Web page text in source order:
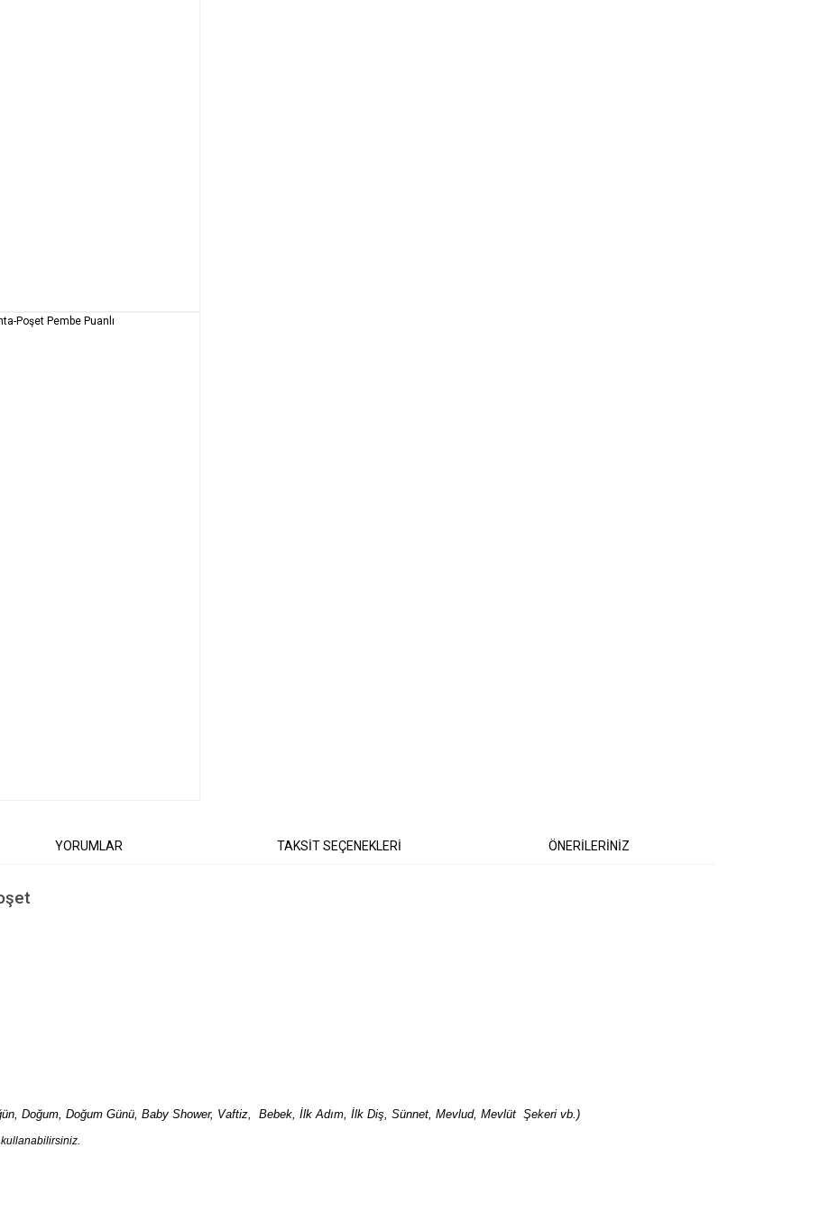
YORUMLAR TAKSİT SEÇENEKLERİ ÖNERİLERİNİZ
Doğum, Doğum Günü, Baby Shower, Vaftiz, Bebek, İlk Adım, İlk Diş, Sünnet, Mevlud, Mevlüt Şekeri vb.)
kullanabilirsiniz.